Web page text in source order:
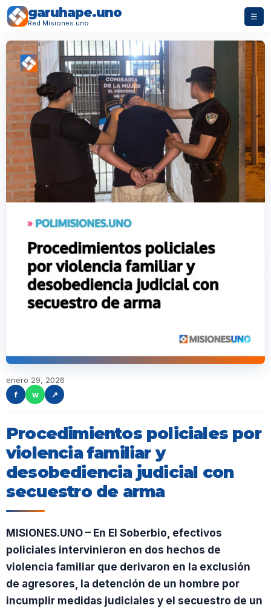
garuhape.uno
Red Misiones.uno
☰
enero 29, 2026
f
w ↗
Procedimientos policiales por
violencia familiar y
desobediencia judicial con
secuestro de arma
MISIONES.UNO – En El Soberbio, efectivos
policiales intervinieron en dos hechos de
violencia familiar que derivaron en la exclusión
de agresores, la detención de un hombre por
incumplir medidas judiciales y el secuestro de un